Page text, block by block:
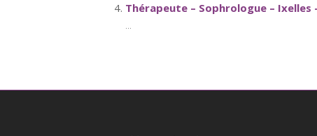
Thérapeute – Sophrologue – Ixelles
...